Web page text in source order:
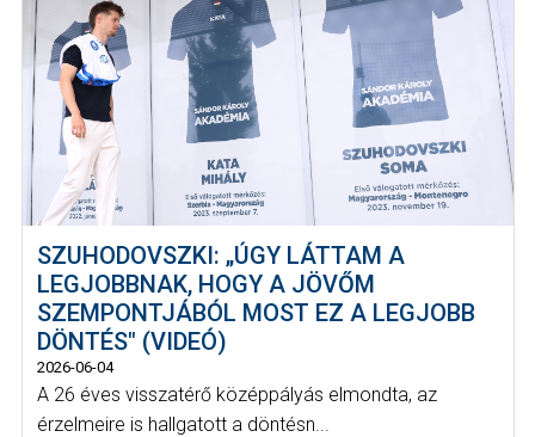
SZUHODOVSZKI: „ÚGY LÁTTAM A
LEGJOBBNAK, HOGY A JÖVŐM
SZEMPONTJÁBÓL MOST EZ A LEGJOBB
DÖNTÉS" (VIDEÓ)
2026-06-04
A 26 éves visszatérő középpályás elmondta, az
érzelmeire is hallgatott a döntésn...